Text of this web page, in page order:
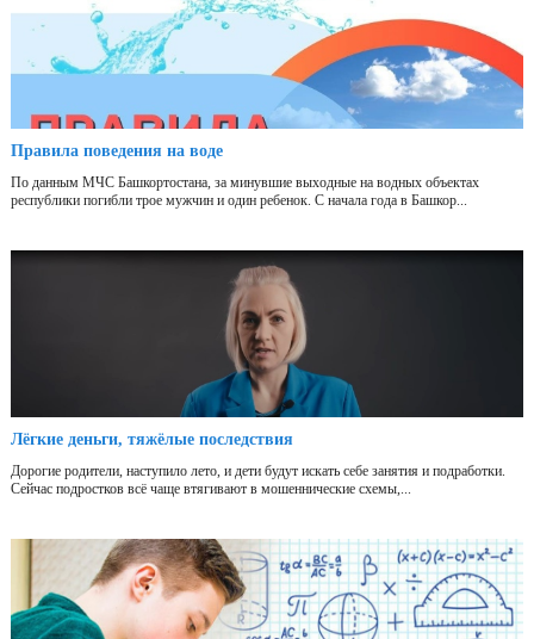
Правила поведения на воде
По данным МЧС Башкортостана, за минувшие выходные на водных объектах
республики погибли трое мужчин и один ребенок. С начала года в Башкор...
Лёгкие деньги, тяжёлые последствия
Дорогие родители, наступило лето, и дети будут искать себе занятия и подработки.
Сейчас подростков всё чаще втягивают в мошеннические схемы,...